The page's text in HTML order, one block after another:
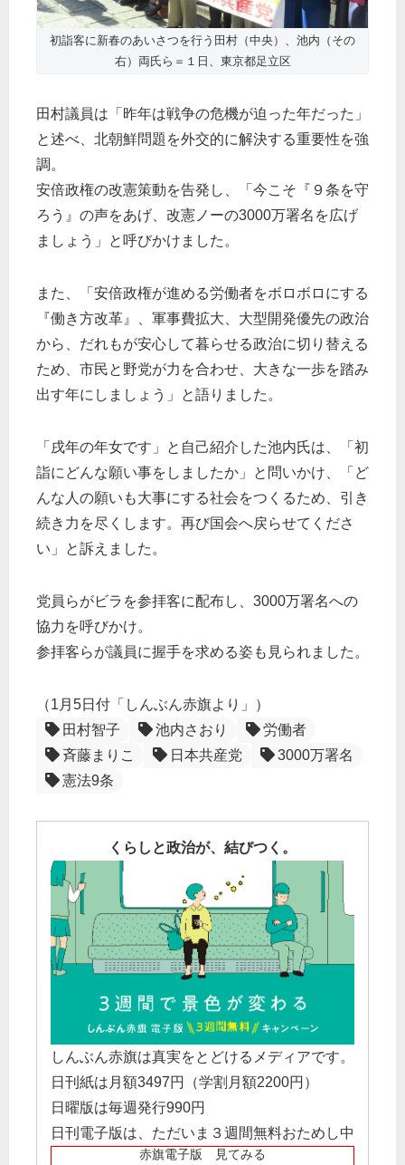
初詣客に新春のあいさつを行う田村（中央）、池内（その
右）両氏ら＝１日、東京都足立区
田村議員は「昨年は戦争の危機が迫った年だった」
と述べ、北朝鮮問題を外交的に解決する重要性を強
調。
安倍政権の改憲策動を告発し、「今こそ『９条を守
ろう』の声をあげ、改憲ノーの3000万署名を広げ
ましょう」と呼びかけました。
また、「安倍政権が進める労働者をボロボロにする
『働き方改革』、軍事費拡大、大型開発優先の政治
から、だれもが安心して暮らせる政治に切り替える
ため、市民と野党が力を合わせ、大きな一歩を踏み
出す年にしましょう」と語りました。
「戌年の年女です」と自己紹介した池内氏は、「初
詣にどんな願い事をしましたか」と問いかけ、「ど
んな人の願いも大事にする社会をつくるため、引き
続き力を尽くします。再び国会へ戻らせてくださ
い」と訴えました。
党員らがビラを参拝客に配布し、3000万署名への
協力を呼びかけ。
参拝客らが議員に握手を求める姿も見られました。
（1月5日付「しんぶん赤旗より」）
田村智子
池内さおり
労働者
斉藤まりこ
日本共産党
3000万署名
憲法9条
くらしと政治が、結びつく。
しんぶん赤旗は真実をとどけるメディアです。
日刊紙は月額3497円（学割月額2200円）
日曜版は毎週発行990円
日刊電子版は、ただいま３週間無料おためし中
赤旗電子版 見てみる